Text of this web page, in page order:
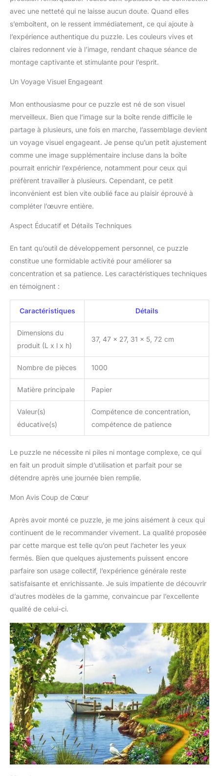
avec une netteté qui ne laisse aucun doute. Quand elles
s’emboîtent, on le ressent immédiatement, ce qui ajoute à
l’expérience authentique du puzzle. Les couleurs vives et
claires redonnent vie à l’image, rendant chaque séance de
montage captivante et stimulante pour l’esprit.
Un Voyage Visuel Engageant
Mon enthousiasme pour ce puzzle est né de son visuel
merveilleux. Bien que l’image sur la boîte rende difficile le
partage à plusieurs, une fois en marche, l’assemblage devient
un voyage visuel engageant. Je pense qu’un petit ajustement
comme une image supplémentaire incluse dans la boîte
pourrait enrichir l’expérience, notamment pour ceux qui
préfèrent travailler à plusieurs. Cependant, ce petit
inconvénient est bien vite oublié face au plaisir éprouvé à
compléter l’œuvre entière.
Aspect Éducatif et Détails Techniques
En tant qu’outil de développement personnel, ce puzzle
constitue une formidable activité pour améliorer sa
concentration et sa patience. Les caractéristiques techniques
en témoignent :
Caractéristiques Détails
Dimensions du
produit (L x l x h)
37, 47 x 27, 31 x 5, 72 cm
Nombre de pièces 1000
Matière principale Papier
Valeur(s)
éducative(s)
Compétence de concentration,
compétence de patience
Le puzzle ne nécessite ni piles ni montage complexe, ce qui
en fait un produit simple d’utilisation et parfait pour se
détendre après une journée bien remplie.
Mon Avis Coup de Cœur
Après avoir monté ce puzzle, je me joins aisément à ceux qui
continuent de le recommander vivement. La qualité proposée
par cette marque est telle qu’on peut l’acheter les yeux
fermés. Bien que quelques ajustements puissent encore
parfaire son usage collectif, l’expérience générale reste
satisfaisante et enrichissante. Je suis impatiente de découvrir
d’autres modèles de la gamme, convaincue par l’excellente
qualité de celui-ci.